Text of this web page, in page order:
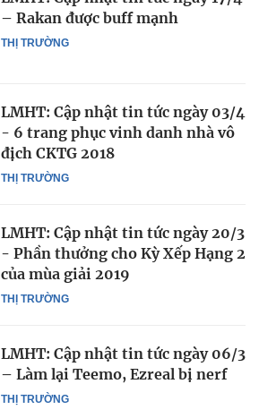
THỊ TRƯỜNG
– Rakan được buff mạnh
THỊ TRƯỜNG
LMHT: Cập nhật tin tức ngày 03/4
- 6 trang phục vinh danh nhà vô
địch CKTG 2018
THỊ TRƯỜNG
LMHT: Cập nhật tin tức ngày 20/3
- Phần thưởng cho Kỳ Xếp Hạng 2
của mùa giải 2019
THỊ TRƯỜNG
LMHT: Cập nhật tin tức ngày 06/3
– Làm lại Teemo, Ezreal bị nerf